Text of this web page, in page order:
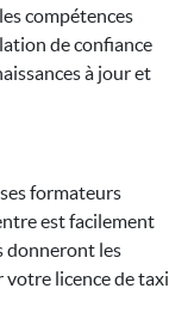
compétences
de confiance
à jour et
formateurs
est facilement
donneront les
votre licence de taxi